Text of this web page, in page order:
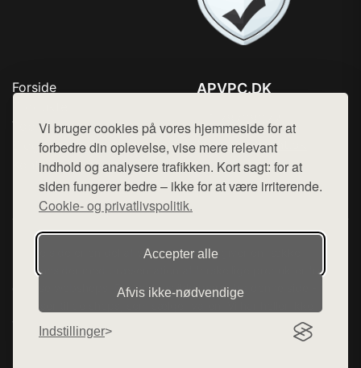
Vi bruger cookies på vores hjemmeside for at
forbedre din oplevelse, vise mere relevant
indhold og analysere trafikken. Kort sagt: for at
siden fungerer bedre – ikke for at være irriterende.
Cookie- og privatlivspolitik.
Accepter alle
Afvis ikke‑nødvendige
Indstillinger
Forside
Top Rabatter
Blog
Kontakt
APVPC.DK
Mail: hej@want.dk
Cookie- og privatlivspolitik
Denne side er en del af want.dk, der udgiver en række
hjemmesider med præsentation af forskellige produkter fra
diverse webshops. Der sælges ikke varer fra denne side - vi
henviser til de shops, som sælger varen. Vi har heller ikke
varerne på lager.